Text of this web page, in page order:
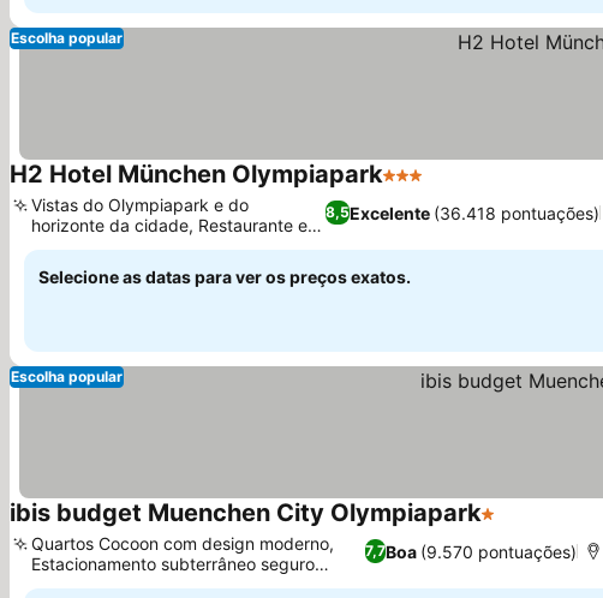
Escolha popular
H2 Hotel München Olympiapark3 Estrelas
8,5Excelente (36.418 pontuações)
Vistas do Olympiapark e do
horizonte da cidade, Restaurante e
bistrô 24 horas
Selecione as datas para ver os preços exatos.
Escolha popular
ibis budget Muenchen City Olympiapark1 Estrelas
7,7Boa (9.570 pontuações)
Quartos Cocoon com design moderno,
Estacionamento subterrâneo seguro
disponível